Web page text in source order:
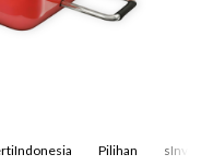
Pilihan